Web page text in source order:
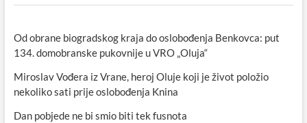
Od obrane biogradskog kraja do oslobođenja Benkovca: put
134. domobranske pukovnije u VRO „Oluja“
Miroslav Vođera iz Vrane, heroj Oluje koji je život položio
nekoliko sati prije oslobođenja Knina
Dan pobjede ne bi smio biti tek fusnota